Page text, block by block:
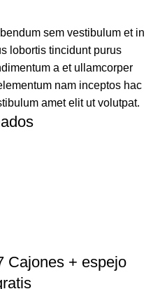
sem vestibulum et in
lobortis tincidunt purus
a et ullamcorper
nam inceptos hac
amet elit ut volutpat.
Cajones + espejo